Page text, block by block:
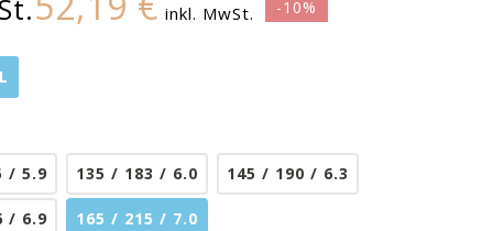
inkl. MwSt. -10%
/ 5.9 135 / 183 / 6.0 145 / 190 / 6.3
/ 6.9 165 / 215 / 7.0